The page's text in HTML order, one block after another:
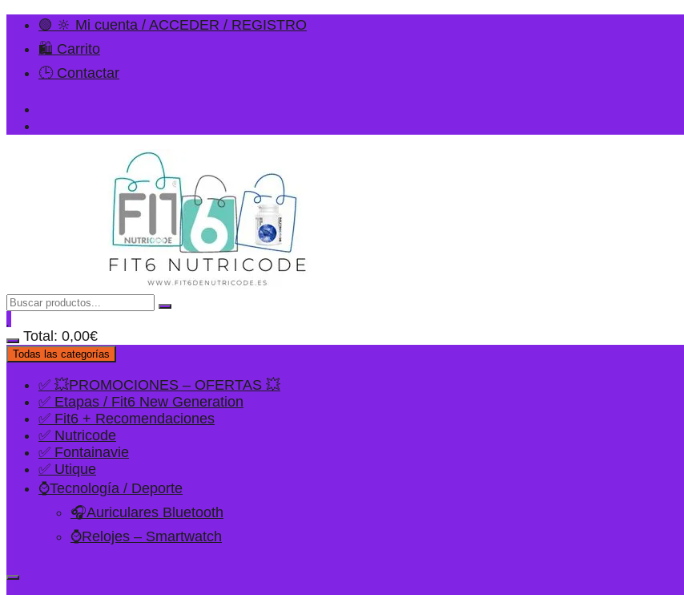
🟢 🔆 Mi cuenta / ACCEDER / REGISTRO
🛍️ Carrito
🕒 Contactar
Total: 0,00€
Todas las categorías
✅ 💥PROMOCIONES – OFERTAS 💥
✅ Etapas / Fit6 New Generation
✅ Fit6 + Recomendaciones
✅ Nutricode
✅ Fontainavie
✅ Utique
⌚Tecnología / Deporte
🎧Auriculares Bluetooth
⌚Relojes – Smartwatch